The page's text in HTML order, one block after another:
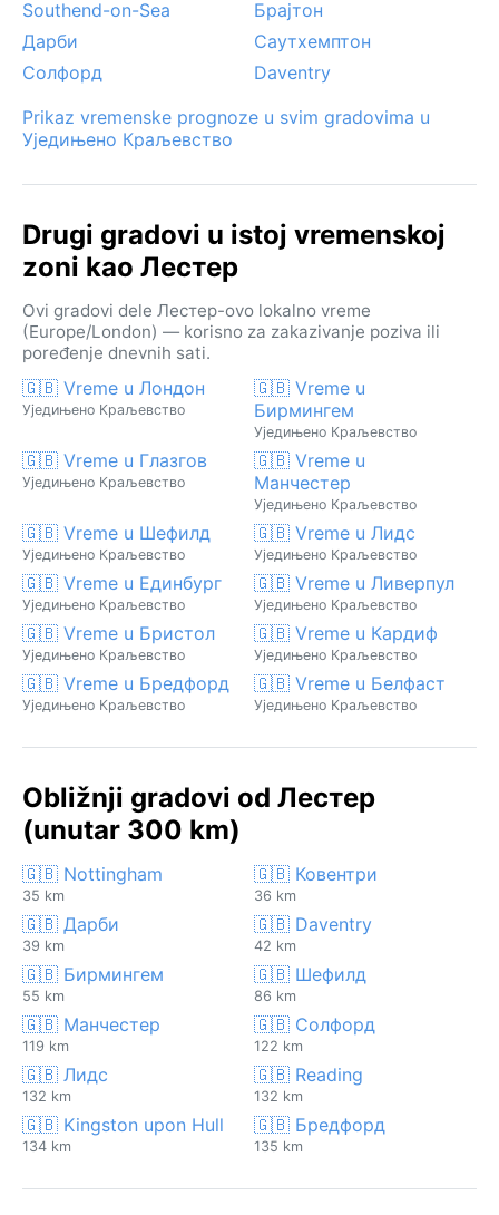
Southend-on-Sea
Брајтон
Дарби
Саутхемптон
Солфорд
Daventry
Prikaz vremenske prognoze u svim gradovima u
Уједињено Краљевство
Drugi gradovi u istoj vremenskoj
zoni kao Лестер
Ovi gradovi dele Лестер-ovo lokalno vreme
(Europe/London) — korisno za zakazivanje poziva ili
poređenje dnevnih sati.
🇬🇧 Vreme u Лондон
Уједињено Краљевство
🇬🇧 Vreme u
Бирмингем
Уједињено Краљевство
🇬🇧 Vreme u Глазгов
Уједињено Краљевство
🇬🇧 Vreme u
Манчестер
Уједињено Краљевство
🇬🇧 Vreme u Шефилд
Уједињено Краљевство
🇬🇧 Vreme u Лидс
Уједињено Краљевство
🇬🇧 Vreme u Единбург
Уједињено Краљевство
🇬🇧 Vreme u Ливерпул
Уједињено Краљевство
🇬🇧 Vreme u Бристол
Уједињено Краљевство
🇬🇧 Vreme u Кардиф
Уједињено Краљевство
🇬🇧 Vreme u Бредфорд
Уједињено Краљевство
🇬🇧 Vreme u Белфаст
Уједињено Краљевство
Obližnji gradovi od Лестер
(unutar 300 km)
🇬🇧 Nottingham
35 km
🇬🇧 Ковентри
36 km
🇬🇧 Дарби
39 km
🇬🇧 Daventry
42 km
🇬🇧 Бирмингем
55 km
🇬🇧 Шефилд
86 km
🇬🇧 Манчестер
119 km
🇬🇧 Солфорд
122 km
🇬🇧 Лидс
132 km
🇬🇧 Reading
132 km
🇬🇧 Kingston upon Hull
134 km
🇬🇧 Бредфорд
135 km